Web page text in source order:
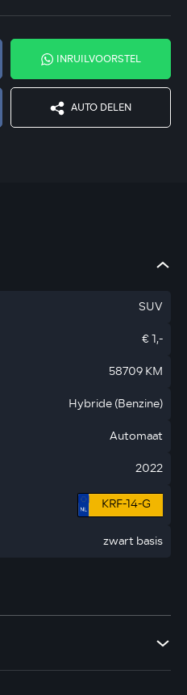
INRUILVOORSTEL
AUTO DELEN
SUV
€ 1,-
58709 KM
Hybride (Benzine)
Automaat
2022
KRF-14-G
zwart basis